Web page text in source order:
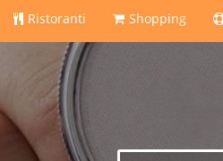
Ristoranti Shopping